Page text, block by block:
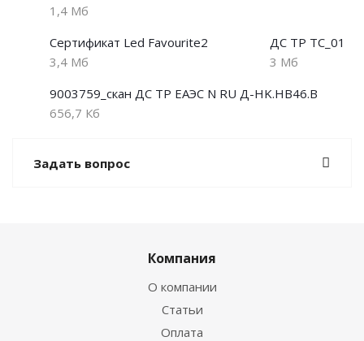
1,4 Мб
Сертификат Led Favourite2
3,4 Мб
ДС ТР ТС_01
3 Мб
9003759_скан ДС ТР ЕАЭС N RU Д-HK.НВ46.В
656,7 Кб
Задать вопрос
Компания
О компании
Статьи
Оплата